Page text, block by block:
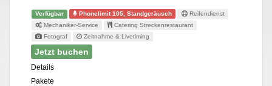
Verfügbar Phonelimit 105, Standgeräusch
Reifendienst
Mechaniker-Service
Catering Streckenrestaurant
Fotograf
Zeitnahme & Livetiming
Jetzt buchen
Details
Pakete